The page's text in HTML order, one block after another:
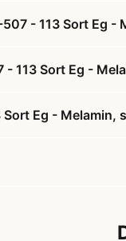
- 113 Sort Eg -
113 Sort Eg -
Eg - Melamin,